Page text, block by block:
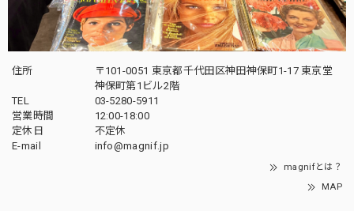
住所
〒101-0051 東京都千代田区神田神保町1-17 東京堂
神保町第1ビル2階
TEL
03-5280-5911
営業時間
12:00-18:00
定休日
不定休
E-mail
info@magnif.jp
magnifとは？
MAP